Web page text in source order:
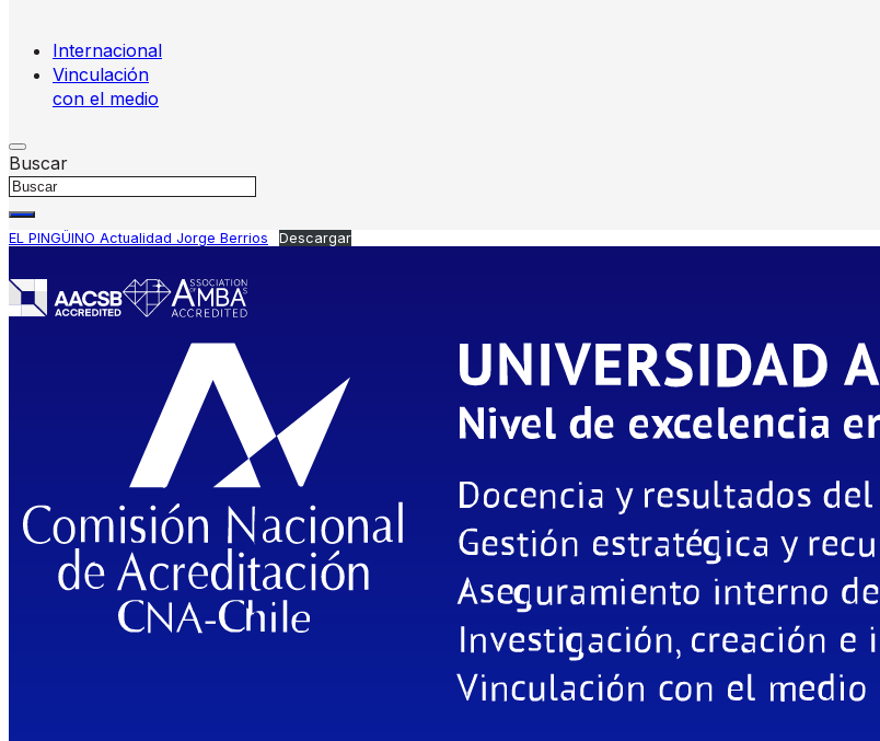
Internacional
Vinculación
con el medio
Buscar
EL PINGÜINO Actualidad Jorge Berrios Descargar